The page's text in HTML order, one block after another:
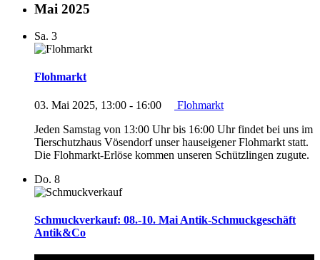
Mai 2025
Sa. 3
Flohmarkt
03. Mai 2025, 13:00 - 16:00
Flohmarkt
Jeden Samstag von 13:00 Uhr bis 16:00 Uhr findet bei uns im
Tierschutzhaus Vösendorf unser hauseigener Flohmarkt statt.
Die Flohmarkt-Erlöse kommen unseren Schützlingen zugute.
Do. 8
Schmuckverkauf: 08.-10. Mai Antik-Schmuckgeschäft
Antik&Co